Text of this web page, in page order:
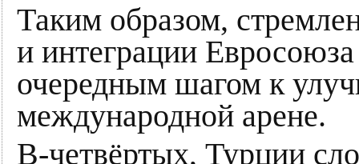
Таким образом,
и интеграции
очередным шагом к
международной арене.
В-четвёртых, Турции